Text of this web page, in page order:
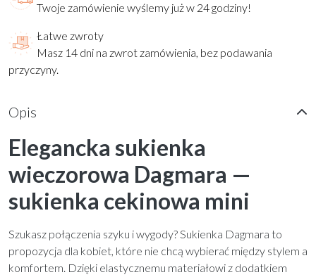
Twoje zamówienie wyślemy już w 24 godziny!
Łatwe zwroty
Masz 14 dni na zwrot zamówienia, bez podawania
przyczyny.
Opis
Elegancka sukienka
wieczorowa Dagmara —
sukienka cekinowa mini
Szukasz połączenia szyku i wygody? Sukienka Dagmara to
propozycja dla kobiet, które nie chcą wybierać między stylem a
komfortem. Dzięki elastycznemu materiałowi z dodatkiem